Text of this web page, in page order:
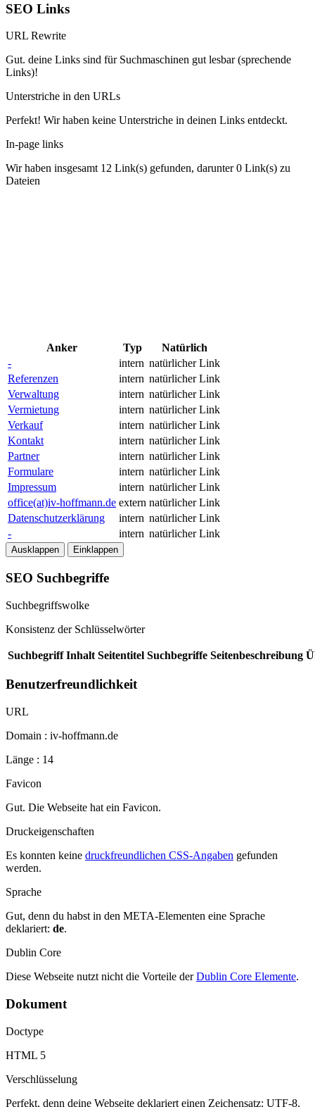
SEO Links
URL Rewrite
Gut. deine Links sind für Suchmaschinen gut lesbar (sprechende
Links)!
Unterstriche in den URLs
Perfekt! Wir haben keine Unterstriche in deinen Links entdeckt.
In-page links
Wir haben insgesamt 12 Link(s) gefunden, darunter 0 Link(s) zu
Dateien
Anker Typ
Natürlich
-
intern natürlicher Link
Referenzen
intern natürlicher Link
Verwaltung
intern natürlicher Link
Vermietung
intern natürlicher Link
Verkauf
intern natürlicher Link
Kontakt
intern natürlicher Link
Partner
intern natürlicher Link
Formulare
intern natürlicher Link
Impressum
intern natürlicher Link
office(at)iv-hoffmann.de extern natürlicher Link
Datenschutzerklärung
intern natürlicher Link
-
intern natürlicher Link
Ausklappen Einklappen
SEO Suchbegriffe
Suchbegriffswolke
Konsistenz der Schlüsselwörter
Suchbegriff Inhalt Seitentitel Suchbegriffe Seitenbeschreibung
Benutzerfreundlichkeit
URL
Domain : iv-hoffmann.de
Länge : 14
Favicon
Gut. Die Webseite hat ein Favicon.
Druckeigenschaften
Es konnten keine druckfreundlichen CSS-Angaben gefunden
werden.
Sprache
Gut, denn du habst in den META-Elementen eine Sprache
deklariert: de.
Dublin Core
Diese Webseite nutzt nicht die Vorteile derDublin Core Elemente.
Dokument
Doctype
HTML 5
Verschlüsselung
Perfekt, denn deine Webseite deklariert einen Zeichensatz: UTF-8.